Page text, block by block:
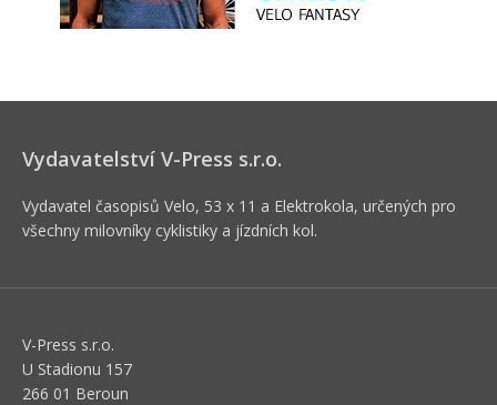
Vydavatelství V-Press s.r.o.
Vydavatel časopisů Velo, 53 x 11 a Elektrokola, určených pro
všechny milovníky cyklistiky a jízdních kol.
V-Press s.r.o.
U Stadionu 157
266 01 Beroun